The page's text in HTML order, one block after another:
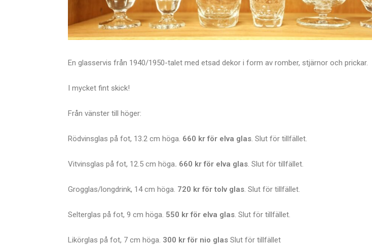
En glasservis från 1940/1950-talet med etsad dekor i form av romber, stjärnor och prickar.
I mycket fint skick!
Från vänster till höger:
Rödvinsglas på fot, 13.2 cm höga. 660 kr för elva glas. Slut för tillfället.
Vitvinsglas på fot, 12.5 cm höga. 660 kr för elva glas. Slut för tillfället.
Grogglas/longdrink, 14 cm höga. 720 kr för tolv glas. Slut för tillfället.
Selterglas på fot, 9 cm höga. 550 kr för elva glas. Slut för tillfället.
Likörglas på fot, 7 cm höga. 300 kr för nio glas Slut för tillfället